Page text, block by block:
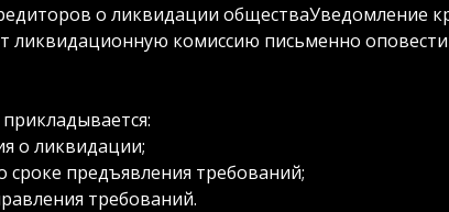
о ликвидации обществаУведомление
ликвидационную комиссию письменно
о ликвидации;
сроке предъявления требований;
требований.